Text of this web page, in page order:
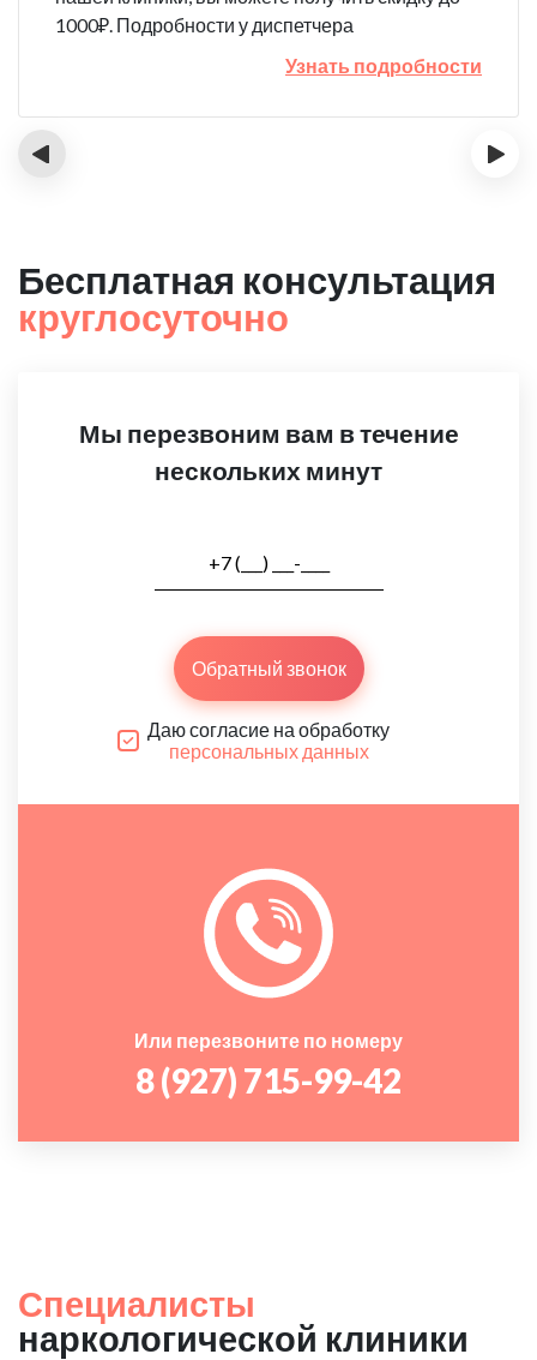
1000₽. Подробности у диспетчера
Узнать подробности
‹ ›
Бесплатная консультация
круглосуточно
Мы перезвоним вам в течение
нескольких минут
Обратный звонок
Даю согласие на обработку
персональных данных
Или перезвоните по номеру
8 (927) 715-99-42
Специалисты
наркологической клиники